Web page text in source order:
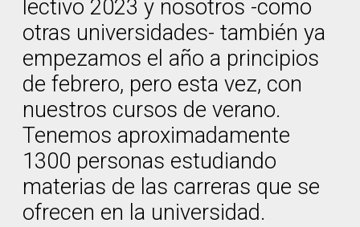
lectivo 2023 y nosotros -como
otras universidades- también ya
empezamos el año a principios
de febrero, pero esta vez, con
nuestros cursos de verano.
Tenemos aproximadamente
1300 personas estudiando
materias de las carreras que se
ofrecen en la universidad.